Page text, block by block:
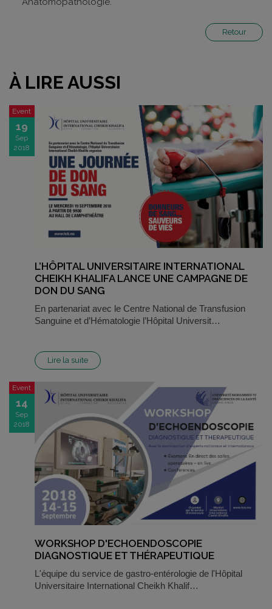
Retour
À LIRE AUSSI
Event
19
Sep
2018
L’HÔPITAL UNIVERSITAIRE INTERNATIONAL
CHEIKH KHALIFA LANCE UNE CAMPAGNE DE
DON DU SANG
En partenariat avec le Centre National de Transfusion
Sanguine et d’Hématologie l’Hôpital Universit…
Lire la suite
Event
14
Sep
2018
WORKSHOP D'ECHOENDOSCOPIE
DIAGNOSTIQUE ET THÉRAPEUTIQUE
L'équipe du service de gastro-entérologie de l'Hôpital
Universitaire International Cheikh Khalif…